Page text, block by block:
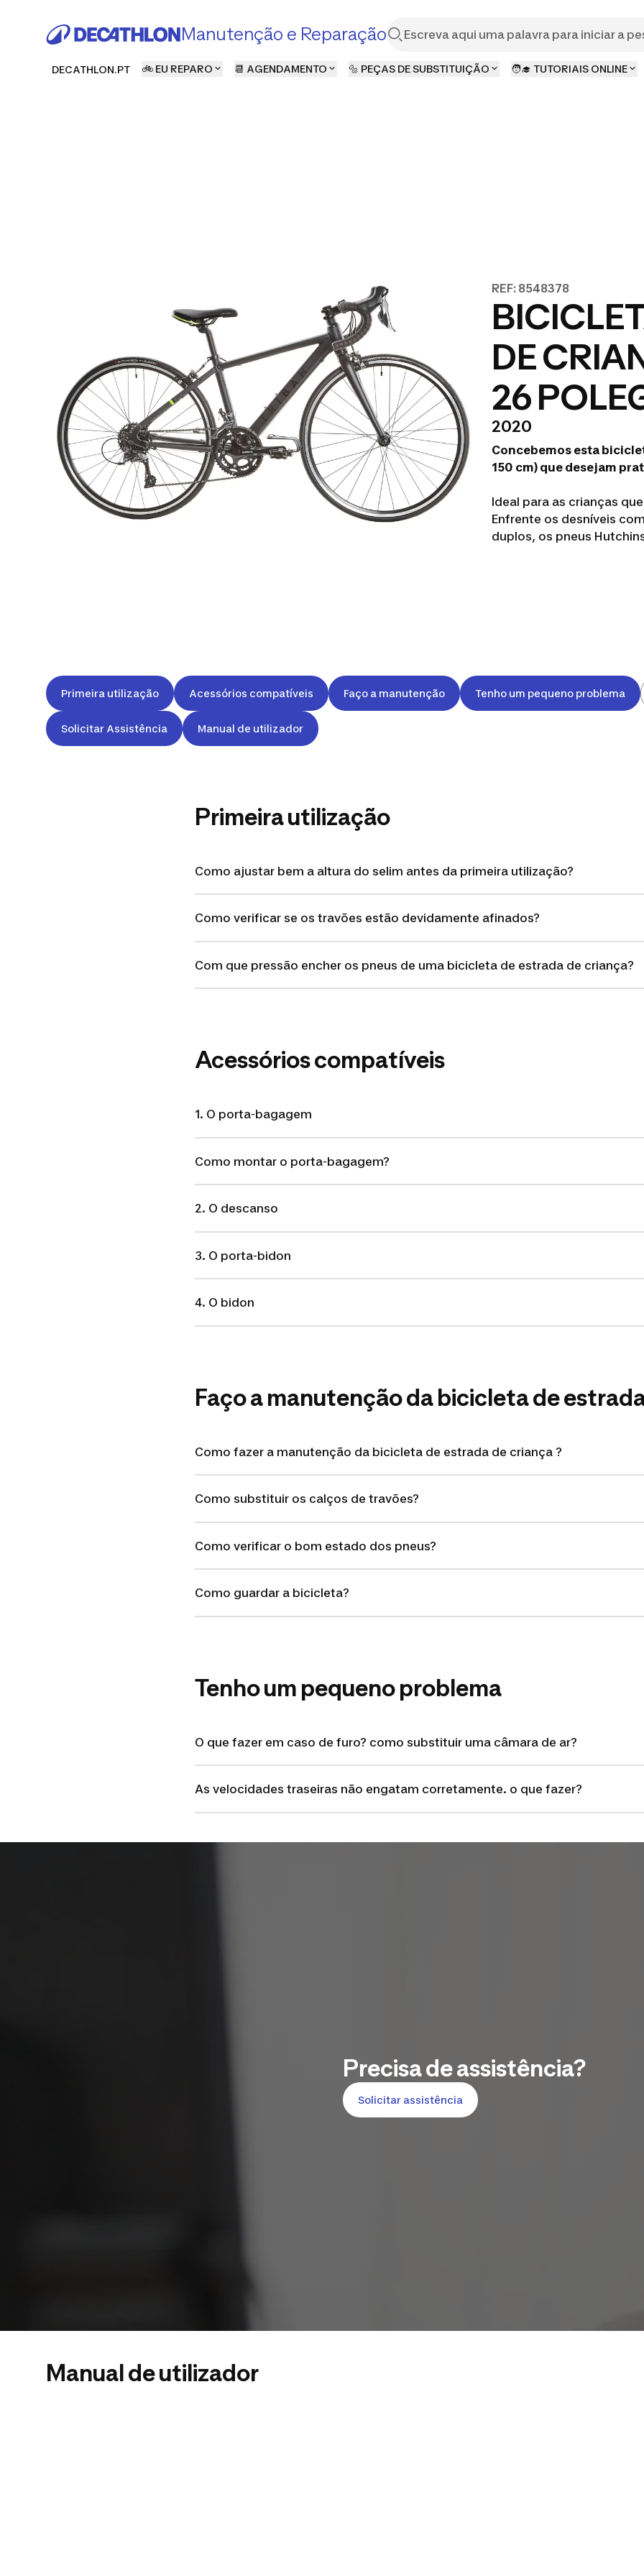
Manutenção e Reparação
DECATHLON.PT 🚲 EU REPARO 📆 AGENDAMENTO 🔩 PEÇAS DE SUBSTITUIÇÃO 🧑‍🎓 TUTORIAIS ONLINE
REF: 8548378
DE
26
2020
Concebemos esta
150 cm) que desejam
Ideal para as crianças
Enfrente os desníveis
duplos, os pneus
Primeira utilização Acessórios compatíveis Faço a manutenção Tenho um pequeno problema
Solicitar Assistência Manual de utilizador
Primeira utilização
Como ajustar bem a altura do selim antes da primeira utilização?
Como verificar se os travões estão devidamente afinados?
Com que pressão encher os pneus de uma bicicleta de estrada de criança?
Acessórios compatíveis
1. O porta-bagagem
Como montar o porta-bagagem?
2. O descanso
3. O porta-bidon
4. O bidon
Faço a manutenção da bicicleta de
Como fazer a manutenção da bicicleta de estrada de criança ?
Como substituir os calços de travões?
Como verificar o bom estado dos pneus?
Como guardar a bicicleta?
Tenho um pequeno problema
O que fazer em caso de furo? como substituir uma câmara de ar?
As velocidades traseiras não engatam corretamente. o que fazer?
Precisa de assistência?
Solicitar assistência
Manual de utilizador